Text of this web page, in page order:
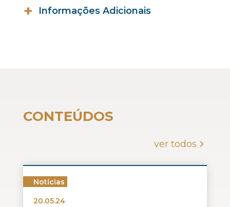
Informações Adicionais
CONTEÚDOS
ver todos
Notícias
20.05.24